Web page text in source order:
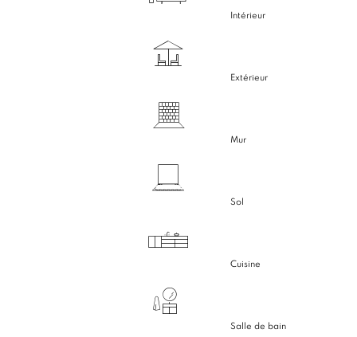
Intérieur
Extérieur
Mur
Sol
Cuisine
Salle de bain